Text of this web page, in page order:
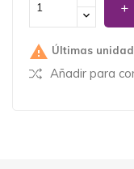
 Últimas
Añadir para